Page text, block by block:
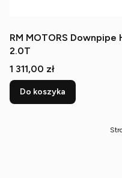
RM MOTORS Downpipe
2.0T
Cena
1 311,00 zł
Do koszyka